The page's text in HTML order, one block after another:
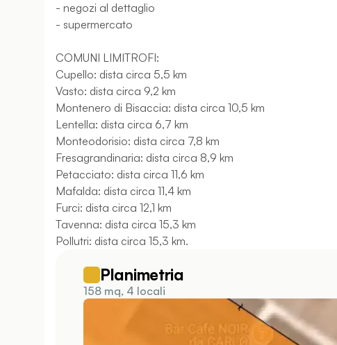
- negozi al dettaglio
- supermercato
COMUNI LIMITROFI:
Cupello: dista circa 5,5 km
Vasto: dista circa 9,2 km
Montenero di Bisaccia: dista circa 10,5 km
Lentella: dista circa 6,7 km
Monteodorisio: dista circa 7,8 km
Fresagrandinaria: dista circa 8,9 km
Petacciato: dista circa 11,6 km
Mafalda: dista circa 11,4 km
Furci: dista circa 12,1 km
Tavenna: dista circa 15,3 km
Pollutri: dista circa 15,3 km.
Planimetria
158 mq, 4 locali